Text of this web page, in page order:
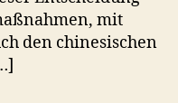
mit
den chinesischen